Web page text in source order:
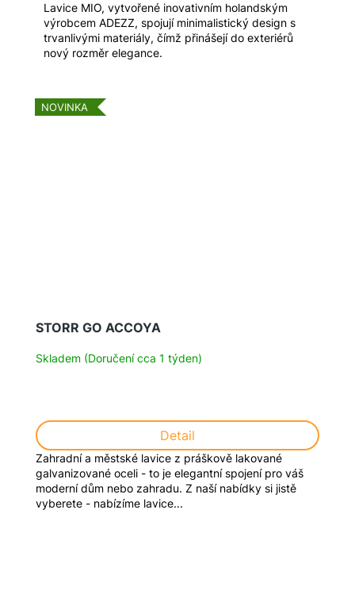
Lavice MIO, vytvořené inovativním holandským
výrobcem ADEZZ, spojují minimalistický design s
trvanlivými materiály, čímž přinášejí do exteriérů
nový rozměr elegance.
NOVINKA
STORR GO ACCOYA
Skladem (Doručení cca 1 týden)
Detail
Zahradní a městské lavice z práškově lakované
galvanizované oceli - to je elegantní spojení pro váš
moderní dům nebo zahradu. Z naší nabídky si jistě
vyberete - nabízíme lavice...